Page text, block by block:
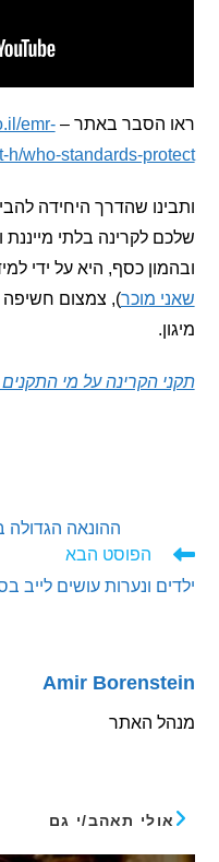
באתר –emr-
h/who-standards-
שהדרך היחידה להבין
לקרינה בלתי מייננת ולמנוע
כסף, היא על ידי למידה,
מוכר), צמצום חשיפה ומעבר
הקרינה על מי התקנים מגנים?
ההונאה הגדולה ביותר
הפוסט הבא
ונערות עושים לייב בסלולרי
Amir
האתר
תאהב/י גם